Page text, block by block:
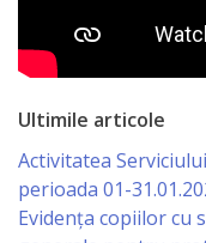
paginii
web
Contacte
Ultimile articole
Activitatea
perioada 01-
Evidența copiilor cu